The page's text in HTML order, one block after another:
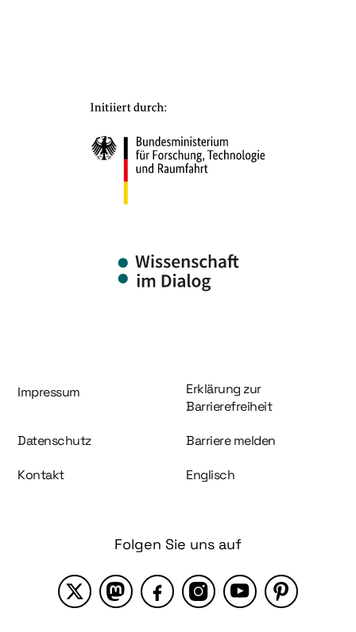
Information und Service
Impressum
Erklärung zur
Barrierefreiheit
Datenschutz Barriere melden
Kontakt Englisch
Folgen Sie uns auf